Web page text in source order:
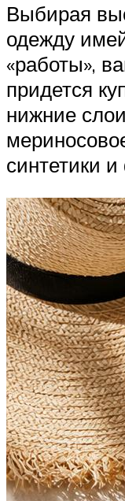
Выбирая
одежду
«работы»,
придется
нижние
синтетики